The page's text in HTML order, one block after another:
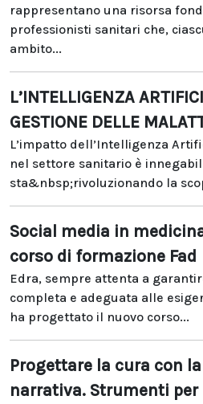
rappresentano una risorsa
professionisti sanitari che,
ambito...
L’INTELLIGENZA
GESTIONE DELLE
L’impatto dell’Intelligenza
nel settore sanitario è
sta&nbsp;rivoluzionando la
Social media in
corso di formazione Fad
Edra, sempre attenta a
completa e adeguata alle
ha progettato il nuovo corso...
Progettare la cura con
narrativa. Strumenti